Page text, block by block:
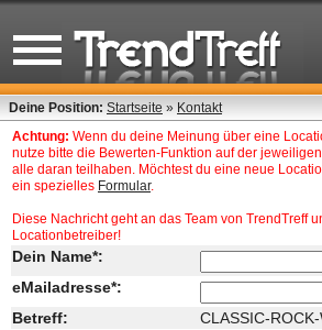
Deine Position: Startseite » Kontakt
Achtung: Wenn du deine Meinung über eine
nutze bitte die Bewerten-Funktion auf der
alle daran teilhaben. Möchtest du eine neue
ein spezielles Formular.
Diese Nachricht geht an das Team von TrendTreff
Locationbetreiber!
Dein Name*:
eMailadresse*:
Betreff:
CLASSIC-